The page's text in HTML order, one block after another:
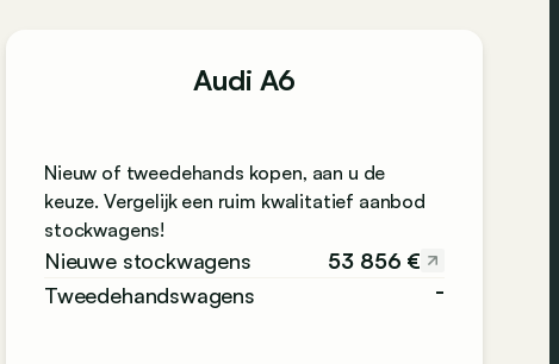
Audi A6
Nieuw of tweedehands kopen, aan u de
keuze. Vergelijk een ruim kwalitatief aanbod
stockwagens!
Nieuwe stockwagens
53 856 €
Tweedehandswagens
-